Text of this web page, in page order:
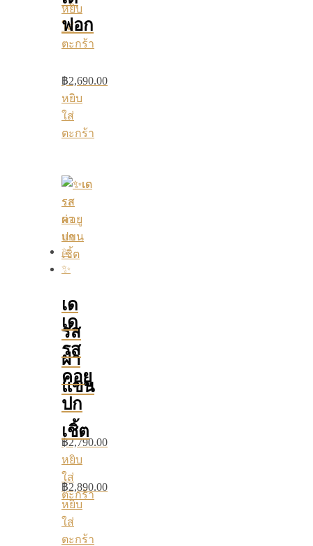
หยิบ
ใส่
ตะกร้า
ฟอก
฿2,690.00
หยิบ
ใส่
ตะกร้า
เด
รส
ผ่า
แขน
฿2,790.00
หยิบ
ใส่
ตะกร้า
เด
รส
คอยู
ปก
เชิ้ต
฿2,890.00
หยิบ
ใส่
ตะกร้า